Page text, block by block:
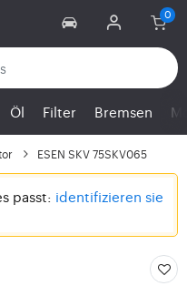
Öl Filter Bremsen
ESEN SKV 75SKV065
passt: identifizieren sie